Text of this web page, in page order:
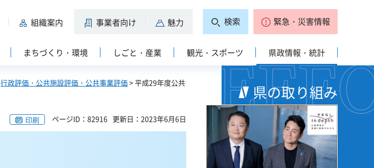
組織案内 事業者向け 魅力 検索 緊急・災害情報
まちづくり・環境 しごと・産業 観光・スポーツ 県政情報・統計
行政評価・公共施設評価・公共事業評価> 平成29年度公共
印刷 ページID：82916 更新日：2023年6月6日
県の取り組み